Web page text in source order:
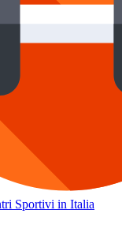
Sportivi in Italia